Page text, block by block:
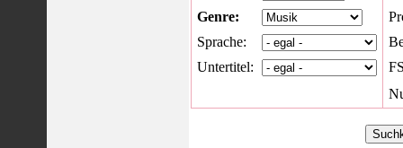
Genre:
Sprache:
Untertitel: